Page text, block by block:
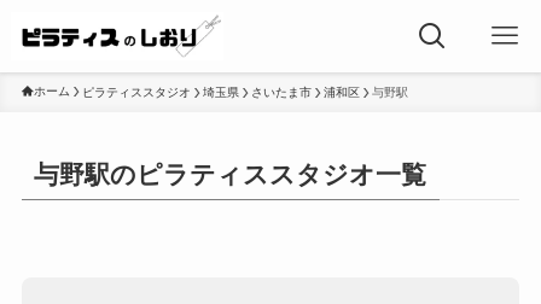
ホーム ピラティススタジオ 埼玉県 さいたま市 浦和区 与野駅
与野駅のピラティススタジオ一覧